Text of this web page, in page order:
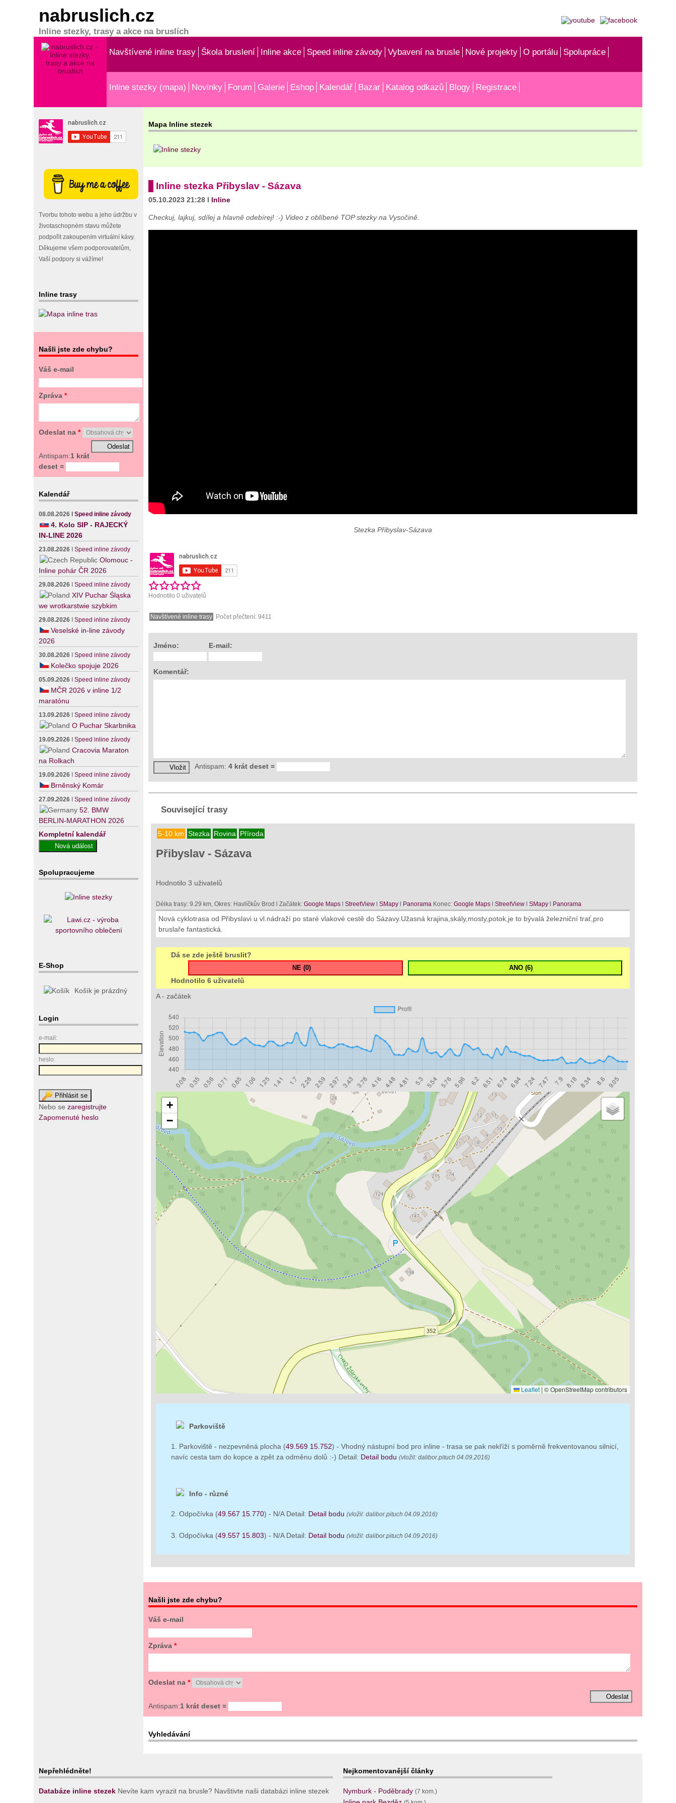
nabruslich.cz
Inline stezky, trasy a akce na bruslích
Navštívené inline trasy Škola bruslení Inline akce Speed inline závody Vybavení na brusle Nové projekty O portálu Spolupráce
Inline stezky (mapa) Novinky Forum Galerie Eshop Kalendář Bazar Katalog odkazů Blogy Registrace
Tvorbu tohoto webu a jeho údržbu v
životaschopném stavu můžete
podpořit zakoupením virtuální kávy.
Děkujeme všem podporovatelům,
Vaší podpory si vážíme!
Inline trasy
Našli jste zde chybu?
Váš e-mail
Zpráva*
Odeslat na*
Antispam:1 krát
deset =
Kalendář
08.08.2026 ISpeed inline závody
4. Kolo SIP - RAJECKÝ
IN-LINE 2026
23.08.2026 ISpeed inline závody
Olomouc -
Inline pohár ČR 2026
29.08.2026 ISpeed inline závody
XIV Puchar Śląska
we wrotkarstwie szybkim
29.08.2026 ISpeed inline závody
Veselské in-line závody
2026
30.08.2026 ISpeed inline závody
Kolečko spojuje 2026
05.09.2026 ISpeed inline závody
MČR 2026 v inline 1/2
maratónu
13.09.2026 ISpeed inline závody
O Puchar Skarbnika
19.09.2026 ISpeed inline závody
Cracovia Maraton
na Rolkach
19.09.2026 ISpeed inline závody
Brněnský Komár
27.09.2026 ISpeed inline závody
52. BMW
BERLIN-MARATHON 2026
Kompletní kalendář
Spolupracujeme
E-Shop
Košík je prázdný
Login
e-mail:
heslo:
Nebo sezaregistrujte
Zapomenuté heslo
Mapa Inline stezek
Inline stezka Přibyslav - Sázava
05.10.2023 21:28 I Inline
Checkuj, lajkuj, sdílej a hlavně odebírej! :-) Video z oblíbené TOP stezky na Vysočině.
Stezka Přibyslav-Sázava
Hodnotilo 0 uživatelů
Navštívené inline trasy Počet přečtení: 9411
Jméno: E-mail:
Komentář:
Antispam: 4 krát deset =
Související trasy
5-10 km Stezka Rovina Příroda
Přibyslav - Sázava
Hodnotilo 3 uživatelů
Délka trasy: 9.29 km, Okres: Havlíčkův Brod l Začátek: Google Mapsl StreetViewl SMapyl Panorama Konec: Google Mapsl StreetViewl SMapyl Panorama
Nová cyklotrasa od Přibyslavi u vl.nádraží po staré vlakové cestě do Sázavy.Užasná krajina,skály,mosty,potok,je to bývalá železniční trať,pro
bruslaře fantastická.
Dá se zde ještě bruslit?
Hodnotilo 6 uživatelů
A - začátek
+
−
Leaflet | © OpenStreetMap contributors
Parkoviště
1. Parkoviště - nezpevněná plocha (49.569 15.752) - Vhodný nástupní bod pro inline - trasa se pak nekříží s poměrně frekventovanou silnicí,
navíc cesta tam do kopce a zpět za odměnu dolů :-) Detail: Detail bodu (vložil: dalibor.pituch 04.09.2016)
Info - různé
2. Odpočívka (49.567 15.770) - N/A Detail: Detail bodu (vložil: dalibor.pituch 04.09.2016)
3. Odpočívka (49.557 15.803) - N/A Detail: Detail bodu (vložil: dalibor.pituch 04.09.2016)
Našli jste zde chybu?
Váš e-mail
Zpráva *
Odeslat na *
Antispam:1 krát deset =
Vyhledávání
Nepřehlédněte!
Databáze inline stezek Nevíte kam vyrazit na brusle? Navštivte naši databázi inline stezek
Nejkomentovanější články
Nymburk - Poděbrady (7 kom.)